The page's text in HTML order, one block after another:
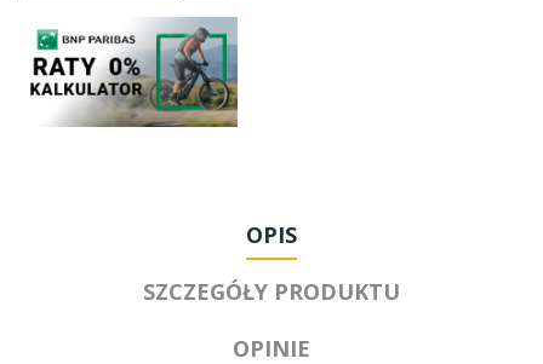
OPIS
SZCZEGÓŁY PRODUKTU
OPINIE